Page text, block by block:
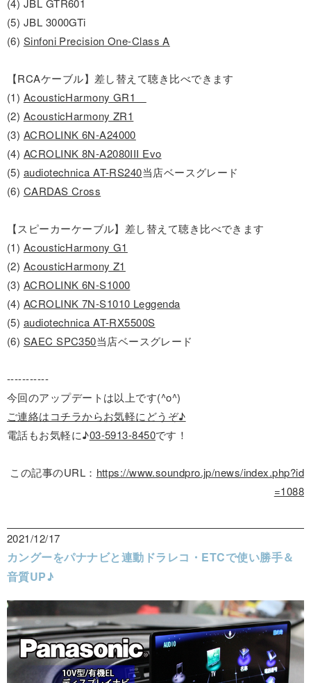
(4) JBL GTR601
(5) JBL 3000GTi
(6) Sinfoni Precision One-Class A
【RCAケーブル】差し替えて聴き比べできます
(1) AcousticHarmony GR1
(2) AcousticHarmony ZR1
(3) ACROLINK 6N-A24000
(4) ACROLINK 8N-A2080III Evo
(5) audiotechnica AT-RS240当店ベースグレード
(6) CARDAS Cross
【スピーカーケーブル】差し替えて聴き比べできます
(1) AcousticHarmony G1
(2) AcousticHarmony Z1
(3) ACROLINK 6N-S1000
(4) ACROLINK 7N-S1010 Leggenda
(5) audiotechnica AT-RX5500S
(6) SAEC SPC350当店ベースグレード
-----------
今回のアップデートは以上です(^o^)
ご連絡はコチラからお気軽にどうぞ♪
電話もお気軽に♪03-5913-8450です！
この記事のURL： https://www.soundpro.jp/news/index.php?id
=1088
2021/12/17
カングーをパナナビと連動ドラレコ・ETCで使い勝手＆
音質UP♪